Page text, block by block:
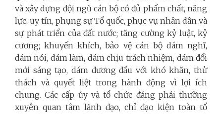
và xây dựng đội ngũ cán bộ có đủ phẩm chất, năng
lực, uy tín, phụng sự Tổ quốc, phục vụ nhân dân và
sự phát triển của đất nước; tăng cường kỷ luật, kỷ
cương; khuyến khích, bảo vệ cán bộ dám nghĩ,
dám nói, dám làm, dám chịu trách nhiệm, dám đổi
mới sáng tạo, dám đương đầu với khó khăn, thử
thách và quyết liệt trong hành động vì lợi ích
chung. Các cấp ủy và tổ chức đảng phải thường
xuyên quan tâm lãnh đạo, chỉ đạo kiện toàn tổ